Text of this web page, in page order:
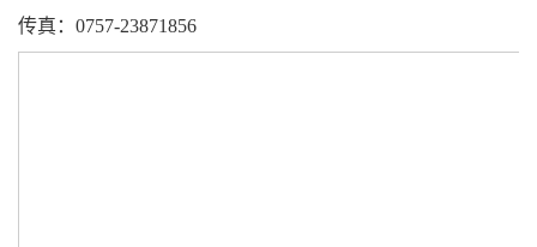
传真：0757-23871856